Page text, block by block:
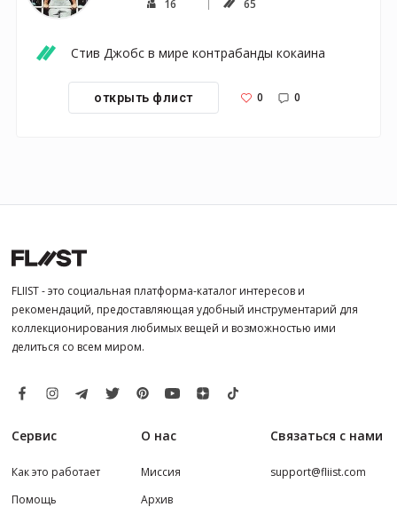
16 65
Стив Джобс в мире контрабанды кокаина
открыть флист 0 0
FLIIST - это социальная платформа-каталог интересов и
рекомендаций, предоставляющая удобный инструментарий для
коллекционирования любимых вещей и возможностью ими
делиться со всем миром.
Сервис
Как это работает
Помощь
О нас
Миссия
Архив
Связаться с нами
support@fliist.com